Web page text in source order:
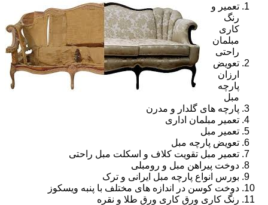
تعمیر و
رنگ
کاری
مبلمان
راحتی
تعویض
ارزان
پارچه
مبل
پارچه های گلدار و مدرن
تعمیر مبلمان اداری
تعمیر مبل
تعویض پارچه مبل
تعمیر مبل تقویت کلاف و اسکلت مبل راحتی
دوخت پیراهن مبل و رومبلی
بورس انواع پارچه مبل ایرانی و ترک
دوخت کوسن در اندازه های مختلف با پنبه ویسکوز
رنگ کاری ورق کاری ورق طلا و نقره